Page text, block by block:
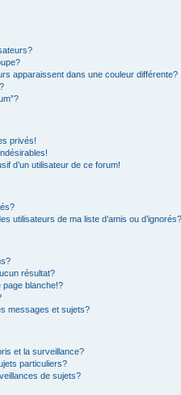
apparaissent dans une couleur différente?
privés!
d’un utilisateur de ce forum!
utilisateurs de ma liste d’amis ou d’ignorés?
résultat?
page blanche!?
messages et sujets?
et la surveillance?
particuliers?
de sujets?